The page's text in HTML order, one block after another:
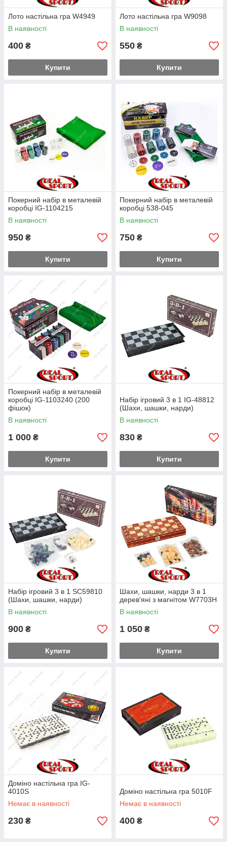
Лото настільна гра W4949
В наявності
400 ₴
Купити
Лото настільна гра W9098
В наявності
550 ₴
Купити
Покерний набір в металевій
коробці IG-1104215
В наявності
950 ₴
Купити
Покерний набір в металевій
коробці 538-045
В наявності
750 ₴
Купити
Покерний набір в металевій
коробці IG-1103240 (200
фішок)
В наявності
1 000 ₴
Купити
Набір ігровий 3 в 1 IG-48812
(Шахи, шашки, нарди)
В наявності
830 ₴
Купити
Набір ігровий 3 в 1 SC59810
(Шахи, шашки, нарди)
В наявності
900 ₴
Купити
Шахи, шашки, нарди 3 в 1
дерев'яні з магнітом W7703H
В наявності
1 050 ₴
Купити
Доміно настільна гра IG-
4010S
Немає в наявності
230 ₴
Доміно настільна гра 5010F
Немає в наявності
400 ₴